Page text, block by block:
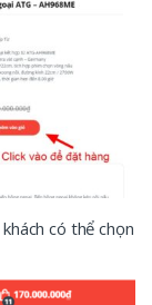
có thể chọn